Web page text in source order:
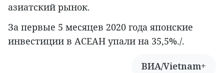
азиатский рынок.
За первые 5 месяцев 2020 года японские
инвестиции в АСЕАН упали на 35,5%./.
ВИА/Vietnam+